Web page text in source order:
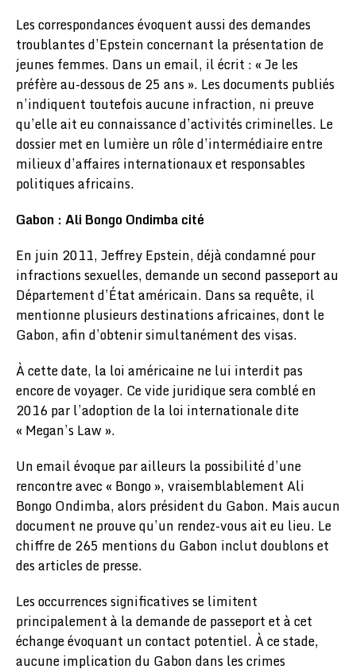
Les correspondances évoquent aussi des demandes
troublantes d’Epstein concernant la présentation de
jeunes femmes. Dans un email, il écrit : « Je les
préfère au-dessous de 25 ans ». Les documents publiés
n’indiquent toutefois aucune infraction, ni preuve
qu’elle ait eu connaissance d’activités criminelles. Le
dossier met en lumière un rôle d’intermédiaire entre
milieux d’affaires internationaux et responsables
politiques africains.
Gabon : Ali Bongo Ondimba cité
En juin 2011, Jeffrey Epstein, déjà condamné pour
infractions sexuelles, demande un second passeport au
Département d’État américain. Dans sa requête, il
mentionne plusieurs destinations africaines, dont le
Gabon, afin d’obtenir simultanément des visas.
À cette date, la loi américaine ne lui interdit pas
encore de voyager. Ce vide juridique sera comblé en
2016 par l’adoption de la loi internationale dite
« Megan’s Law ».
Un email évoque par ailleurs la possibilité d’une
rencontre avec « Bongo », vraisemblablement Ali
Bongo Ondimba, alors président du Gabon. Mais aucun
document ne prouve qu’un rendez-vous ait eu lieu. Le
chiffre de 265 mentions du Gabon inclut doublons et
des articles de presse.
Les occurrences significatives se limitent
principalement à la demande de passeport et à cet
échange évoquant un contact potentiel. À ce stade,
aucune implication du Gabon dans les crimes